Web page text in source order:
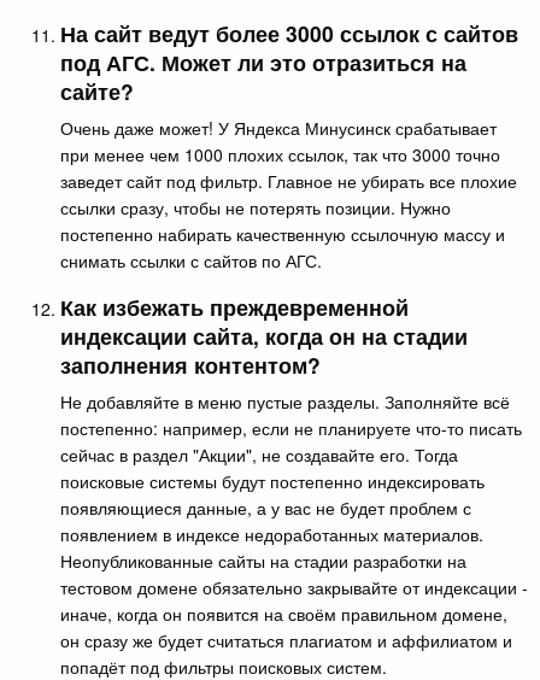
На сайт ведут более 3000 ссылок с сайтов
под АГС. Может ли это отразиться на
сайте?
Очень даже может! У Яндекса Минусинск срабатывает
при менее чем 1000 плохих ссылок, так что 3000 точно
заведет сайт под фильтр. Главное не убирать все плохие
ссылки сразу, чтобы не потерять позиции. Нужно
постепенно набирать качественную ссылочную массу и
снимать ссылки с сайтов по АГС.
Как избежать преждевременной
индексации сайта, когда он на стадии
заполнения контентом?
Не добавляйте в меню пустые разделы. Заполняйте всё
постепенно: например, если не планируете что-то писать
сейчас в раздел "Акции", не создавайте его. Тогда
поисковые системы будут постепенно индексировать
появляющиеся данные, а у вас не будет проблем с
появлением в индексе недоработанных материалов.
Неопубликованные сайты на стадии разработки на
тестовом домене обязательно закрывайте от индексации -
иначе, когда он появится на своём правильном домене,
он сразу же будет считаться плагиатом и аффилиатом и
попадёт под фильтры поисковых систем.